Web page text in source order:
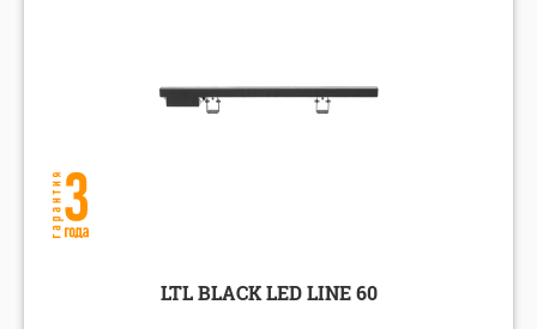
LTL BLACK LED LINE 60